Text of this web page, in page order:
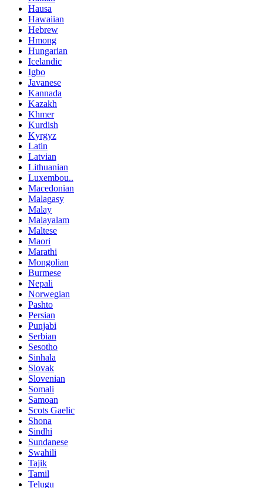
Hausa
Hawaiian
Hebrew
Hmong
Hungarian
Icelandic
Igbo
Javanese
Kannada
Kazakh
Khmer
Kurdish
Kyrgyz
Latin
Latvian
Lithuanian
Luxembou..
Macedonian
Malagasy
Malay
Malayalam
Maltese
Maori
Marathi
Mongolian
Burmese
Nepali
Norwegian
Pashto
Persian
Punjabi
Serbian
Sesotho
Sinhala
Slovak
Slovenian
Somali
Samoan
Scots Gaelic
Shona
Sindhi
Sundanese
Swahili
Tajik
Tamil
Telugu